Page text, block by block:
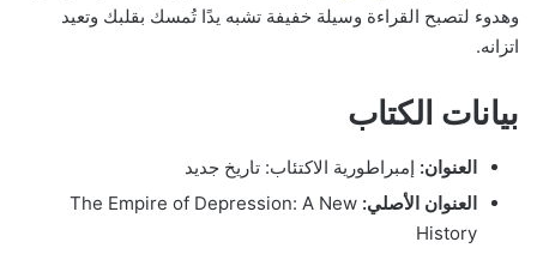
وهدوء لتصبح القراءة وسيلة خفيفة تشبه يدًا تُمسك بقلبك وتعيد
اتزانه.
بيانات الكتاب
العنوان: إمبراطورية الاكتئاب: تاريخ جديد
العنوان الأصلي: The Empire of Depression: A New
History